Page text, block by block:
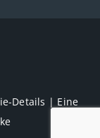
Details | Eine